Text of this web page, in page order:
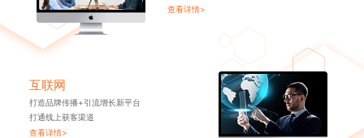
查看详情>
互联网
打造品牌传播+引流增长新平台
打通线上获客渠道
查看详情>